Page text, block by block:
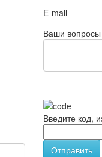
E-mail
Ваши вопросы
Введите код,
Отправить